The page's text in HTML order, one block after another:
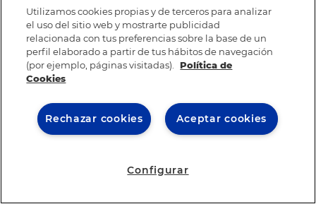
Utilizamos cookies propias y de terceros para analizar
el uso del sitio web y mostrarte publicidad
relacionada con tus preferencias sobre la base de un
perfil elaborado a partir de tus hábitos de navegación
(por ejemplo, páginas visitadas).
Política de
Cookies
Aceptar cookies
Rechazar cookies
Configurar